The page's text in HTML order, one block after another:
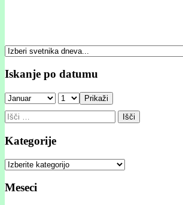
Iskanje po datumu
Prikaži
Išči:
Kategorije
Kategorije
Meseci